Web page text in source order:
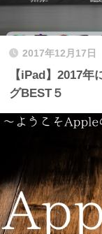
2017年12月17日
【iPad】2017
グBEST５